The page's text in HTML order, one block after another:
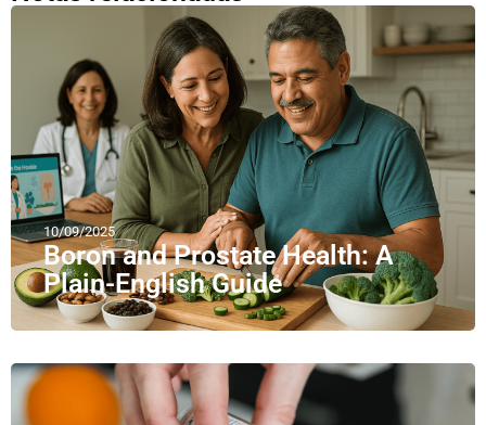
10/09/2025
Boron and Prostate Health: A
Plain-English Guide